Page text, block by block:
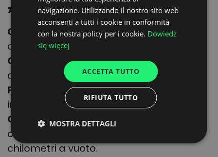
7. Costo per chilometro percorso
Cos’è:il costo medio di trasporto per
chilometro.
Come monitorarlo:dividi il costo totale
dei trasporti per i chilometri percorsi.
Perché è importante:aiuta a individuare
inefficienze e ridurre i costi.
Come migliorarlo:ottimizza i percorsi
con software di routing per ridurre i
chilometri a vuoto.
GERMAN
UKRAINIAN
SPANISH
navigazione. Utilizzando il nostro sito web
acconsenti a tutti i cookie in conformità
con la nostra policy per i cookie. Dowiedz
się więcej
ACCETTA TUTTO
RIFIUTA TUTTO
MOSTRA DETTAGLI